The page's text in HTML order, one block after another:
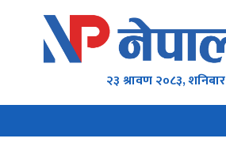
२३ श्रावण २०८३, शनिबार